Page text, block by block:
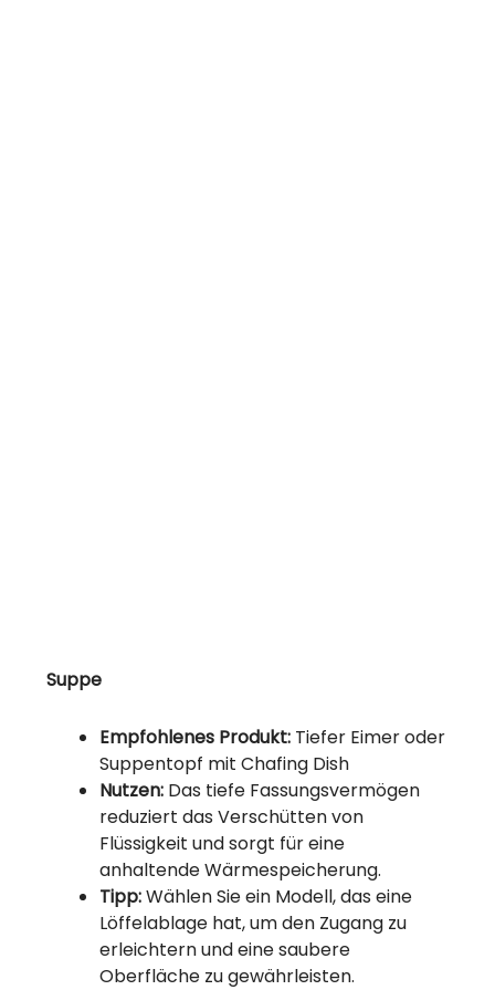
Suppe
Empfohlenes Produkt: Tiefer Eimer oder
Suppentopf mit Chafing Dish
Nutzen: Das tiefe Fassungsvermögen
reduziert das Verschütten von
Flüssigkeit und sorgt für eine
anhaltende Wärmespeicherung.
Tipp:Wählen Sie ein Modell, das eine
Löffelablage hat, um den Zugang zu
erleichtern und eine saubere
Oberfläche zu gewährleisten.